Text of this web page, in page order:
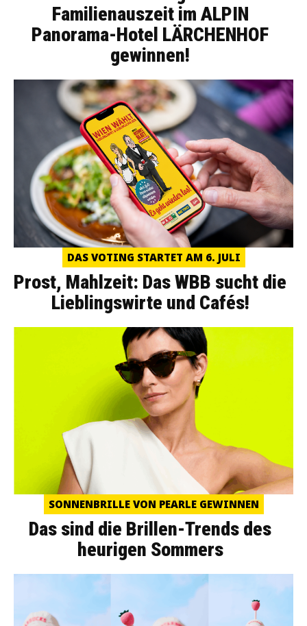
Familienauszeit im ALPIN
Panorama-Hotel LÄRCHENHOF
gewinnen!
DAS VOTING STARTET AM 6. JULI
Prost, Mahlzeit: Das WBB sucht die
Lieblingswirte und Cafés!
SONNENBRILLE VON PEARLE GEWINNEN
Das sind die Brillen-Trends des
heurigen Sommers